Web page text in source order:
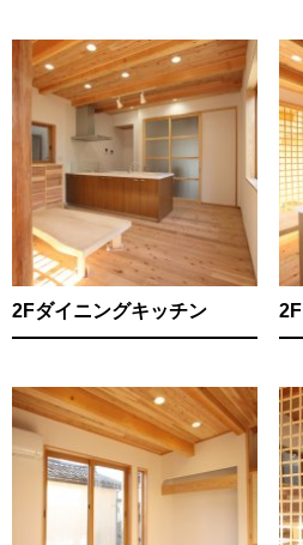
2Fダイニングキッチン